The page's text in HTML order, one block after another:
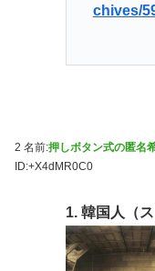
chives/
2 名前:押しボタン式の匿名
ID:+X4dMR0C0
1. 韓国人（ス